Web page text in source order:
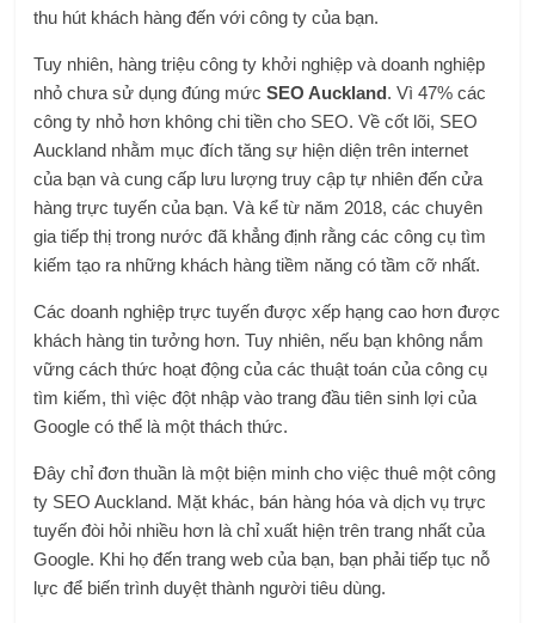
thu hút khách hàng đến với công ty của bạn.
Tuy nhiên, hàng triệu công ty khởi nghiệp và doanh nghiệp
nhỏ chưa sử dụng đúng mứcSEO Auckland. Vì 47% các
công ty nhỏ hơn không chi tiền cho SEO. Về cốt lõi, SEO
Auckland nhằm mục đích tăng sự hiện diện trên internet
của bạn và cung cấp lưu lượng truy cập tự nhiên đến cửa
hàng trực tuyến của bạn. Và kể từ năm 2018, các chuyên
gia tiếp thị trong nước đã khẳng định rằng các công cụ tìm
kiếm tạo ra những khách hàng tiềm năng có tầm cỡ nhất.
Các doanh nghiệp trực tuyến được xếp hạng cao hơn được
khách hàng tin tưởng hơn. Tuy nhiên, nếu bạn không nắm
vững cách thức hoạt động của các thuật toán của công cụ
tìm kiếm, thì việc đột nhập vào trang đầu tiên sinh lợi của
Google có thể là một thách thức.
Đây chỉ đơn thuần là một biện minh cho việc thuê một công
ty SEO Auckland. Mặt khác, bán hàng hóa và dịch vụ trực
tuyến đòi hỏi nhiều hơn là chỉ xuất hiện trên trang nhất của
Google. Khi họ đến trang web của bạn, bạn phải tiếp tục nỗ
lực để biến trình duyệt thành người tiêu dùng.